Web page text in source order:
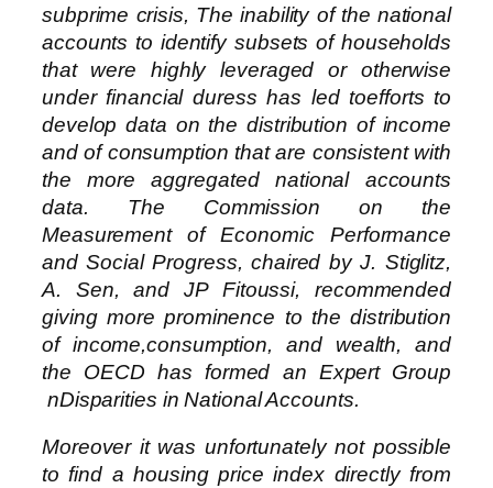
subprime crisis, The inability of the national
accounts to identify subsets of households
that were highly leveraged or otherwise
under financial duress has led toefforts to
develop data on the distribution of income
and of consumption that are consistent with
the more aggregated national accounts
data. The Commission on the
Measurement of Economic Performance
and Social Progress, chaired by J. Stiglitz,
A. Sen, and JP Fitoussi, recommended
giving more prominence to the distribution
of income,consumption, and wealth, and
the OECD has formed an Expert Group
nDisparities in National Accounts.
Moreover it was unfortunately not possible
to find a housing price index directly from